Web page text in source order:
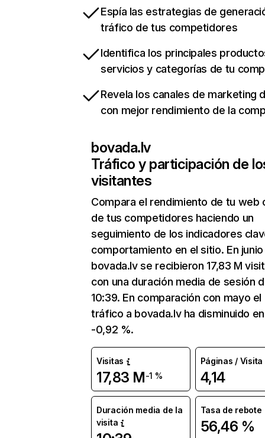
Espía las estrategias de
tráfico de tus competidores
Identifica los principales
servicios y categorías de tu
Revela los canales de marketing
con mejor rendimiento de la
bovada.lv
Tráfico y participación de
visitantes
Compara el rendimiento de tu web
de tus competidores haciendo un
seguimiento de los indicadores
comportamiento en el sitio. En junio
bovada.lv se recibieron 17,83 M
con una duración media de sesión
10:39. En comparación con mayo el
tráfico a bovada.lv ha disminuido en
-0,92 %.
Visitas
17,83 M-1 %
Páginas / Visita
4,14
Duración media de la
visita
Tasa de rebote
56,46 %